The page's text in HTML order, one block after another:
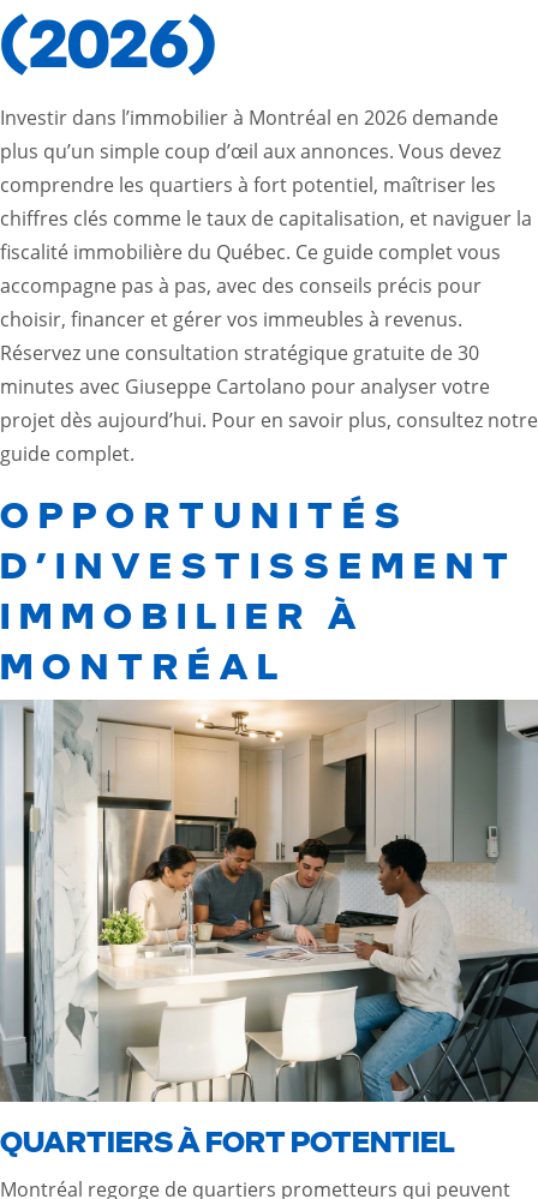
(2026)
Investir dans l’immobilier à Montréal en 2026 demande
plus qu’un simple coup d’œil aux annonces. Vous devez
comprendre les quartiers à fort potentiel, maîtriser les
chiffres clés comme le taux de capitalisation, et naviguer la
fiscalité immobilière du Québec. Ce guide complet vous
accompagne pas à pas, avec des conseils précis pour
choisir, financer et gérer vos immeubles à revenus.
Réservez une consultation stratégique gratuite de 30
minutes avec Giuseppe Cartolano pour analyser votre
projet dès aujourd’hui. Pour en savoir plus, consultez notre
guide complet.
OPPORTUNITÉS
D’INVESTISSEMENT
IMMOBILIER À
MONTRÉAL
QUARTIERS À FORT POTENTIEL
Montréal regorge de quartiers prometteurs qui peuvent